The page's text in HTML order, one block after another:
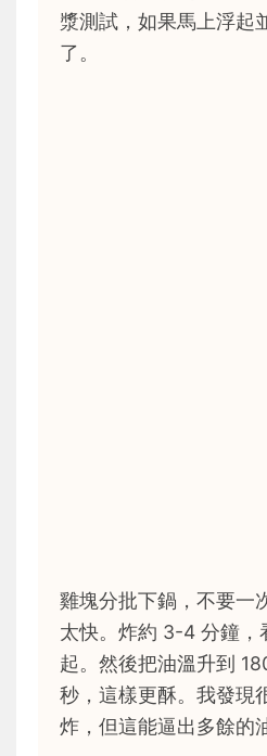
漿測試，如果馬上浮起
了。
雞塊分批下鍋，不要一
太快。炸約 3-4 分鐘，
起。然後把油溫升到
秒，這樣更酥。我發現
炸，但這能逼出多餘的